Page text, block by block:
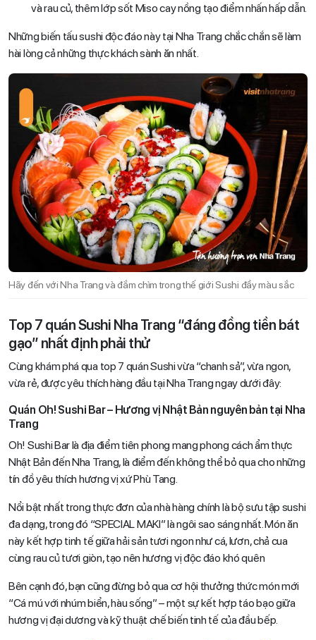
và rau củ, thêm lớp sốt Miso cay nồng tạo điểm nhấn hấp dẫn.
Những biến tấu sushi độc đáo này tại Nha Trang chắc chắn sẽ làm
hài lòng cả những thực khách sành ăn nhất.
Hãy đến với Nha Trang và đắm chìm trong thế giới Sushi đầy màu sắc
Top 7 quán Sushi Nha Trang “đáng đồng tiền bát
gạo” nhất định phải thử
Cùng khám phá qua top 7 quán Sushi vừa “chanh sả”, vừa ngon,
vừa rẻ, được yêu thích hàng đầu tại Nha Trang ngay dưới đây:
Quán Oh! Sushi Bar – Hương vị Nhật Bản nguyên bản tại Nha
Trang
Oh! Sushi Bar là địa điểm tiên phong mang phong cách ẩm thực
Nhật Bản đến Nha Trang, là điểm đến không thể bỏ qua cho những
tín đồ yêu thích hương vị xứ Phù Tang.
Nổi bật nhất trong thực đơn của nhà hàng chính là bộ sưu tập sushi
đa dạng, trong đó “SPECIAL MAKI” là ngôi sao sáng nhất. Món ăn
này kết hợp tinh tế giữa hải sản tươi ngon như cá, lươn, chả cua
cùng rau củ tươi giòn, tạo nên hương vị độc đáo khó quên
Bên cạnh đó, bạn cũng đừng bỏ qua cơ hội thưởng thức món mới
“Cá mú với nhúm biển, hàu sống” – một sự kết hợp táo bạo giữa
hương vị đại dương và kỹ thuật chế biến tinh tế của đầu bếp.